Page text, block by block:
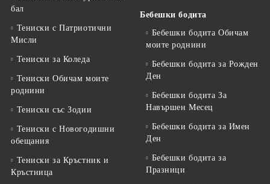
бал
Тениски с Патриотични
Мисли
Тениски за Коледа
Тениски Обичам моите
роднини
Тениски със Зодии
Тениски с Новогодишни
обещания
Тениски за Кръстник и
Кръстница
Бебешки бодита
Бебешки бодита Обичам
моите роднини
Бебешки бодита за Рожден
Ден
Бебешки бодита За
Навършен Месец
Бебешки бодита за Имен
Ден
Бебешки бодита за
Празници